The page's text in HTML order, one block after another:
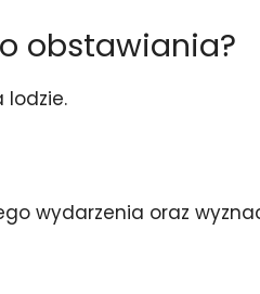
obstawiania?
lodzie.
wydarzenia oraz